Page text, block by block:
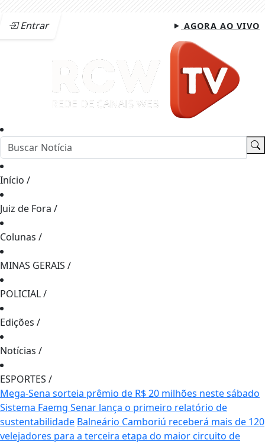
Entrar AGORA AO VIVO
Início /
Juiz de Fora /
Colunas /
MINAS GERAIS /
POLICIAL/
Edições /
Notícias /
ESPORTES /
Mega-Sena sorteia prêmio de R$ 20 milhões neste sábado
Sistema Faemg Senar lança o primeiro relatório de
sustentabilidade Balneário Camboriú receberá mais de 120
velejadores para a terceira etapa do maior circuito de